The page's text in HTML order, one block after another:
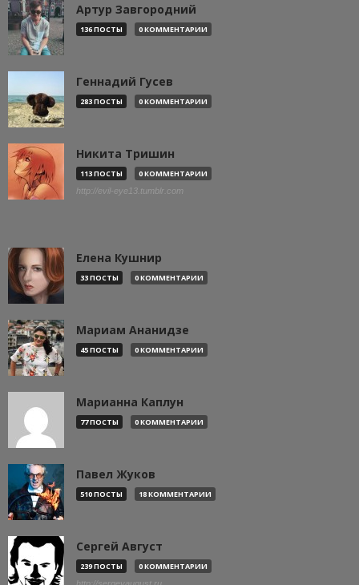
Артур Завгородний
136 ПОСТЫ 0 КОММЕНТАРИИ
Геннадий Гусев
283 ПОСТЫ 0 КОММЕНТАРИИ
Никита Тришин
113 ПОСТЫ 0 КОММЕНТАРИИ
http://evil-eye13.tumblr.com
Елена Кушнир
33 ПОСТЫ 0 КОММЕНТАРИИ
Мариам Ананидзе
45 ПОСТЫ 0 КОММЕНТАРИИ
Марианна Каплун
77 ПОСТЫ 0 КОММЕНТАРИИ
Павел Жуков
510 ПОСТЫ 18 КОММЕНТАРИИ
Сергей Август
239 ПОСТЫ 0 КОММЕНТАРИИ